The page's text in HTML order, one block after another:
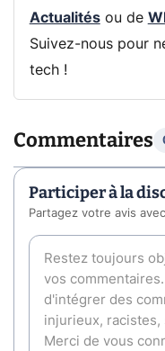
Actualitésou de
Suivez-nous pour
tech !
Commentaires
Participer à la
Partagez votre avis